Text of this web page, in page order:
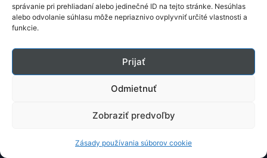
správanie pri prehliadaní alebo jedinečné ID na tejto stránke. Nesúhlas
alebo odvolanie súhlasu môže nepriaznivo ovplyvniť určité vlastnosti a
funkcie.
Prijať
Odmietnuť
Zobraziť predvoľby
Zásady používania súborov cookie
konkurenčnou výhodou.
Prestanete strácať čas neefektívnou prácou
predtým trvalo týždeň. Naše automatizované
systémy vám ušetria v priemere 37 hodín mesačne,
ktoré môžete venovať rozvoju svojho biznisu alebo